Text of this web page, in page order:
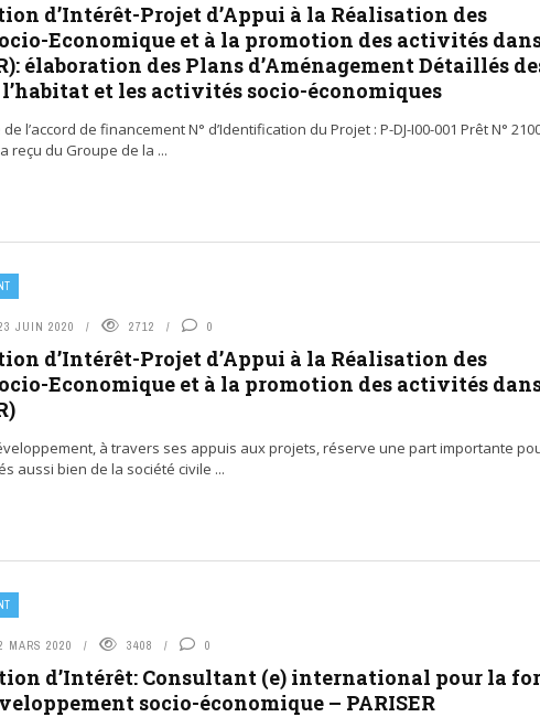
d’Intérêt-Projet d’Appui à la Réalisation des
Economique et à la promotion des activités
élaboration des Plans d’Aménagement Détaillés
et les activités socio-économiques
l’accord de financement N° d’Identification du Projet : P-DJ-I00-001 Prêt N°
reçu du Groupe de la ...
JUIN 2020 2712 0
d’Intérêt-Projet d’Appui à la Réalisation des
Economique et à la promotion des activités
à travers ses appuis aux projets, réserve une part importante
aussi bien de la société civile ...
MARS 2020 3408 0
d’Intérêt: Consultant (e) international pour la
socio-économique – PARISER